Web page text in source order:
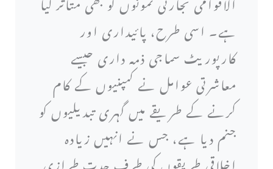
ہے۔ اسی طرح، پائیداری اور
کارپوریٹ سماجی ذمہ داری جیسے
معاشرتی عوامل نے کمپنیوں کے کام
کرنے کے طریقے میں گہری تبدیلیوں کو
جنم دیا ہے، جس نے انہیں زیادہ
اخلاقی طریقوں کی طرف جدت طرازی